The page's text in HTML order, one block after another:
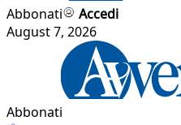
Abbonati
Accedi
August 7, 2026
Abbonati